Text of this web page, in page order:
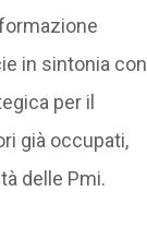
in sintonia con
per il
già occupati,
delle Pmi.